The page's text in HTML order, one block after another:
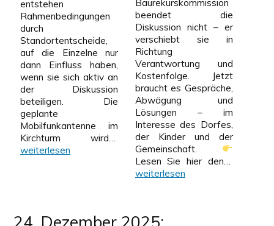
entstehen
Rahmenbedingungen
durch
Standortentscheide,
auf die Einzelne nur
dann Einfluss haben,
wenn sie sich aktiv an
der Diskussion
beteiligen. Die
geplante
Mobilfunkantenne im
Kirchturm wird…
Flyer
vom
29.12.2025:
Zeit,
weiterlesen
Baurekurskommission
beendet die
Diskussion nicht – er
verschiebt sie in
Richtung
Verantwortung und
Kostenfolge. Jetzt
braucht es Gespräche,
Abwägung und
Lösungen – im
Interesse des Dorfes,
der Kinder und der
Gemeinschaft.
Lesen Sie hier den…
weiterlesen
24. Dezember 2025: